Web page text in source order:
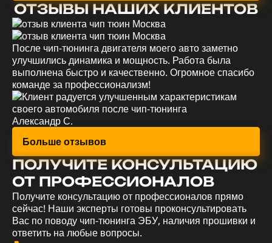
ОТЗЫВЫ НАШИХ КЛИЕНТОВ
После чип-тюнинга двигателя моего авто заметно
улучшились динамика и мощность. Работа была
выполнена быстро и качественно. Огромное спасибо
команде за профессионализм!
Александр С.
Больше отзывов
ПОЛУЧИТЕ КОНСУЛЬТАЦИЮ
ОТ ПРОФЕССИОНАЛОВ
Получите консультацию от профессионалов прямо
сейчас! Наши эксперты готовы проконсультировать
Вас по поводу чип-тюнинга ЭБУ, наличия прошивки и
ответить на любые вопросы.